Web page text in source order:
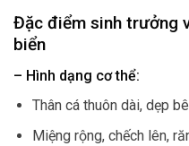
Đặc điểm sinh trưởng
biển
– Hình dạng cơ thể:
Thân cá thuôn dài, dẹp
Miệng rộng, chếch lên,